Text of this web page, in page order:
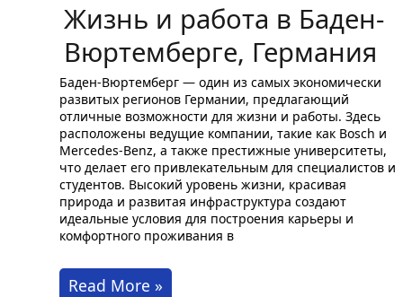
Жизнь и работа в Баден-
Вюртемберге, Германия
Баден-Вюртемберг — один из самых экономически
развитых регионов Германии, предлагающий
отличные возможности для жизни и работы. Здесь
расположены ведущие компании, такие как Bosch и
Mercedes-Benz, а также престижные университеты,
что делает его привлекательным для специалистов и
студентов. Высокий уровень жизни, красивая
природа и развитая инфраструктура создают
идеальные условия для построения карьеры и
комфортного проживания в
Жизнь
Read More »